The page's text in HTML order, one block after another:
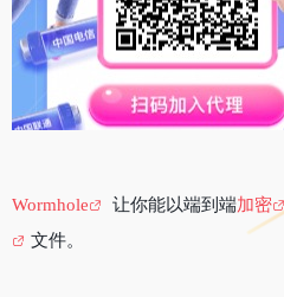
Wormhole 让你能以端到端加密
文件。